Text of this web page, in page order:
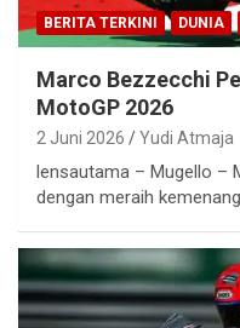
BERITA TERKINI DUNIA
Marco Bezzecchi
MotoGP 2026
2 Juni 2026 Yudi Atmaja
lensautama – Mugello –
dengan meraih